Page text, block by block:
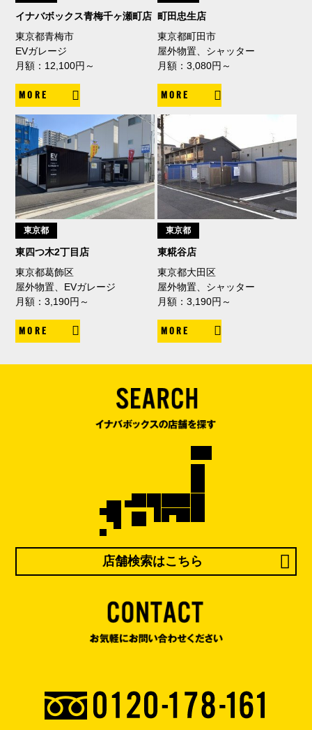
イナバボックス青梅千ヶ瀬町店
東京都青梅市
EVガレージ
月額：12,100円～
MORE
町田忠生店
東京都町田市
屋外物置、シャッター
月額：3,080円～
MORE
東京都
東四つ木2丁目店
東京都葛飾区
屋外物置、EVガレージ
月額：3,190円～
MORE
東京都
東糀谷店
東京都大田区
屋外物置、シャッター
月額：3,190円～
MORE
店舗検索はこちら